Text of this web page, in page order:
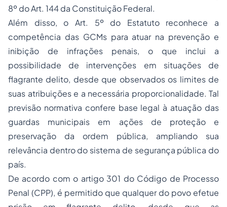
8º do Art. 144 da Constituição Federal.
Além disso, o Art. 5º do Estatuto reconhece a
competência das GCMs para atuar na prevenção e
inibição de infrações penais, o que inclui a
possibilidade de intervenções em situações de
flagrante delito, desde que observados os limites de
suas atribuições e a necessária proporcionalidade. Tal
previsão normativa confere base legal à atuação das
guardas municipais em ações de proteção e
preservação da ordem pública, ampliando sua
relevância dentro do sistema de segurança pública do
país.
De acordo com o artigo 301 do Código de Processo
Penal (CPP), é permitido que qualquer do povo efetue